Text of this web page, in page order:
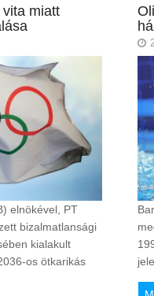
miatt
elnökével, PT
bizalmatlansági
kialakult
os ötkarikás